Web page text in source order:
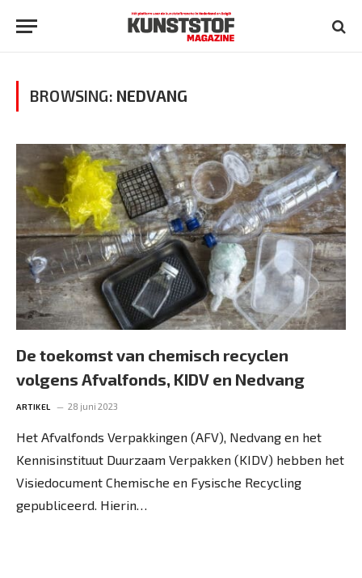
BROWSING: NEDVANG
De toekomst van chemisch recyclen
volgens Afvalfonds, KIDV en Nedvang
ARTIKEL 28 juni 2023
Het Afvalfonds Verpakkingen (AFV), Nedvang en het
Kennisinstituut Duurzaam Verpakken (KIDV) hebben het
Visiedocument Chemische en Fysische Recycling
gepubliceerd. Hierin…